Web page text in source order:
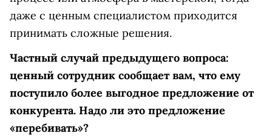
даже с ценным специалистом приходится
принимать сложные решения.
Частный случай предыдущего вопроса:
ценный сотрудник сообщает вам, что ему
поступило более выгодное предложение от
конкурента. Надо ли это предложение
«перебивать»?